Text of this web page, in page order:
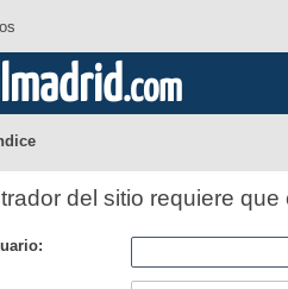
.com
del sitio requiere